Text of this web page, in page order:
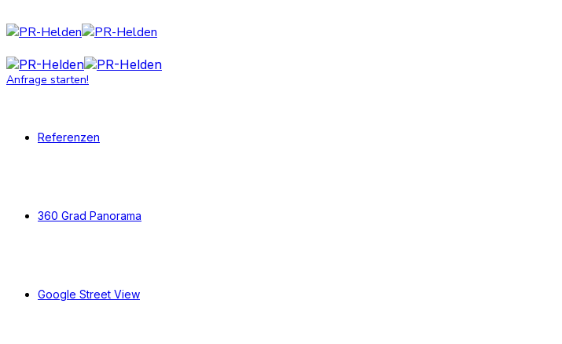
Anfrage starten!
Referenzen
360 Grad Panorama
Google Street View